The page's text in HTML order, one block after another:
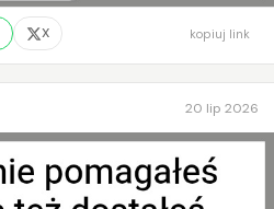
X kopiuj link
20 lip 2026